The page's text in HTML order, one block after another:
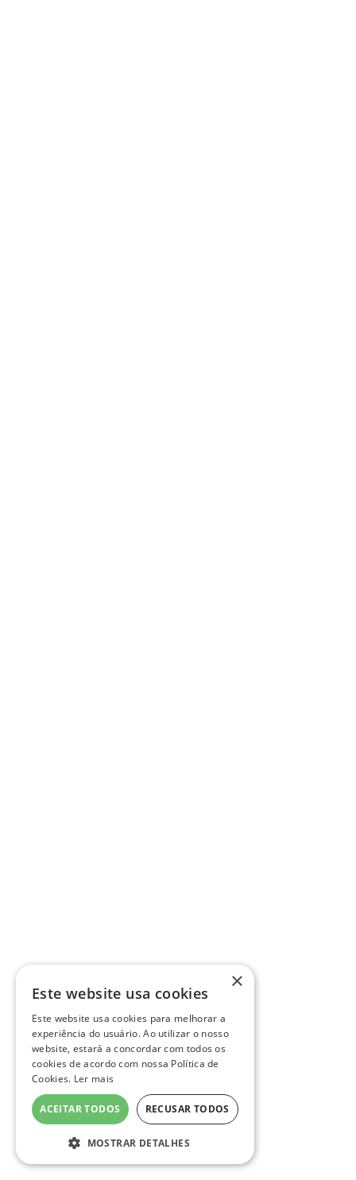
×
Este website usa cookies
Este website usa cookies para melhorar a
experiência do usuário. Ao utilizar o nosso
website, estará a concordar com todos os
cookies de acordo com nossa Política de
Cookies. Ler mais
ACEITAR TODOS RECUSAR TODOS
MOSTRAR DETALHES